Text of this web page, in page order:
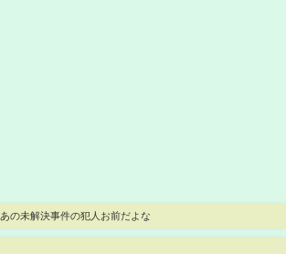
あの未解決事件の犯人お前だよな